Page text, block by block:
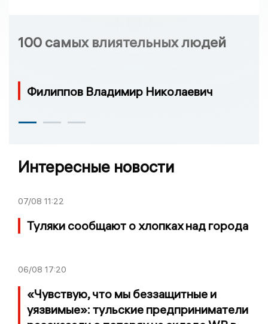
100 самых влиятельных людей
Филиппов Владимир Николаевич
Интересные новости
07/08 11:22
Туляки сообщают о хлопках над города
06/08 17:20
«Чувствую, что мы беззащитные и
уязвимые»: тульские предприниматели